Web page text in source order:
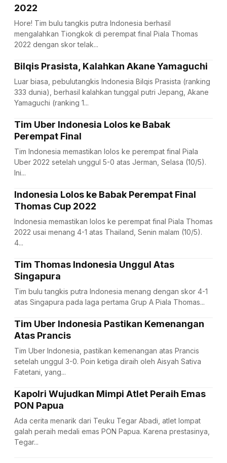
2022
Hore! Tim bulu tangkis putra Indonesia berhasil
mengalahkan Tiongkok di perempat final Piala Thomas
2022 dengan skor telak...
Bilqis Prasista, Kalahkan Akane Yamaguchi
Luar biasa, pebulutangkis Indonesia Bilqis Prasista (ranking
333 dunia), berhasil kalahkan tunggal putri Jepang, Akane
Yamaguchi (ranking 1...
Tim Uber Indonesia Lolos ke Babak
Perempat Final
Tim Indonesia memastikan lolos ke perempat final Piala
Uber 2022 setelah unggul 5-0 atas Jerman, Selasa (10/5).
Ini...
Indonesia Lolos ke Babak Perempat Final
Thomas Cup 2022
Indonesia memastikan lolos ke perempat final Piala Thomas
2022 usai menang 4-1 atas Thailand, Senin malam (10/5).
4...
Tim Thomas Indonesia Unggul Atas
Singapura
Tim bulu tangkis putra Indonesia menang dengan skor 4-1
atas Singapura pada laga pertama Grup A Piala Thomas...
Tim Uber Indonesia Pastikan Kemenangan
Atas Prancis
Tim Uber Indonesia, pastikan kemenangan atas Prancis
setelah unggul 3-0. Poin ketiga diraih oleh Aisyah Sativa
Fatetani, yang...
Kapolri Wujudkan Mimpi Atlet Peraih Emas
PON Papua
Ada cerita menarik dari Teuku Tegar Abadi, atlet lompat
galah peraih medali emas PON Papua. Karena prestasinya,
Tegar...